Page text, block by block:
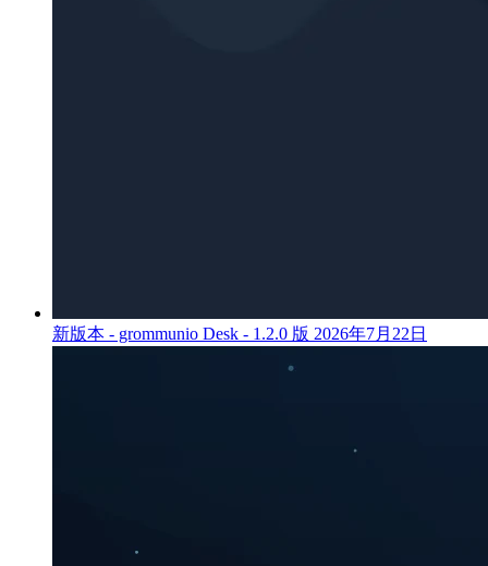
新版本 - grommunio Desk - 1.2.0 版 2026年7月22日